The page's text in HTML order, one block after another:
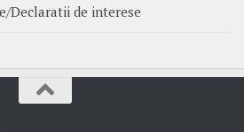
Declaratii de interese